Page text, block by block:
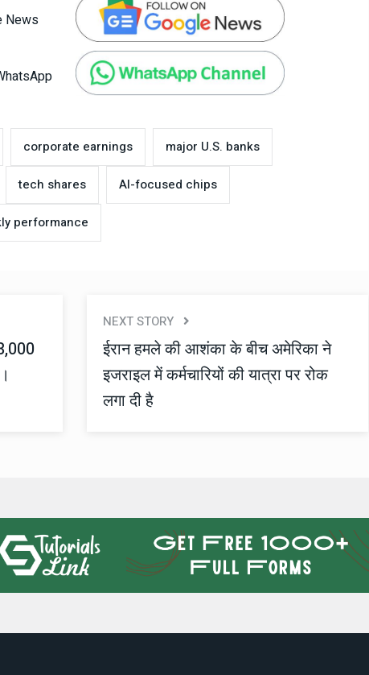
News
corporate earnings major U.S. banks
tech shares AI-focused chips
performance
NEXT STORY
ईरान हमले की आशंका के बीच अमेरिका ने
इजराइल में कर्मचारियों की यात्रा पर रोक
लगा दी है